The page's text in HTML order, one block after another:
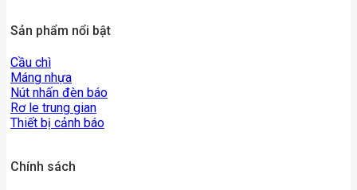
Sản phẩm nổi bật
Cầu chì
Máng nhựa
Nút nhấn đèn báo
Rơ le trung gian
Thiết bị cảnh báo
Chính sách